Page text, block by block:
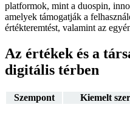
platformok, mint a duospin,
amelyek támogatják a
értékteremtést, valamint az
Az értékek és a
digitális térben
Szempont Kiemelt